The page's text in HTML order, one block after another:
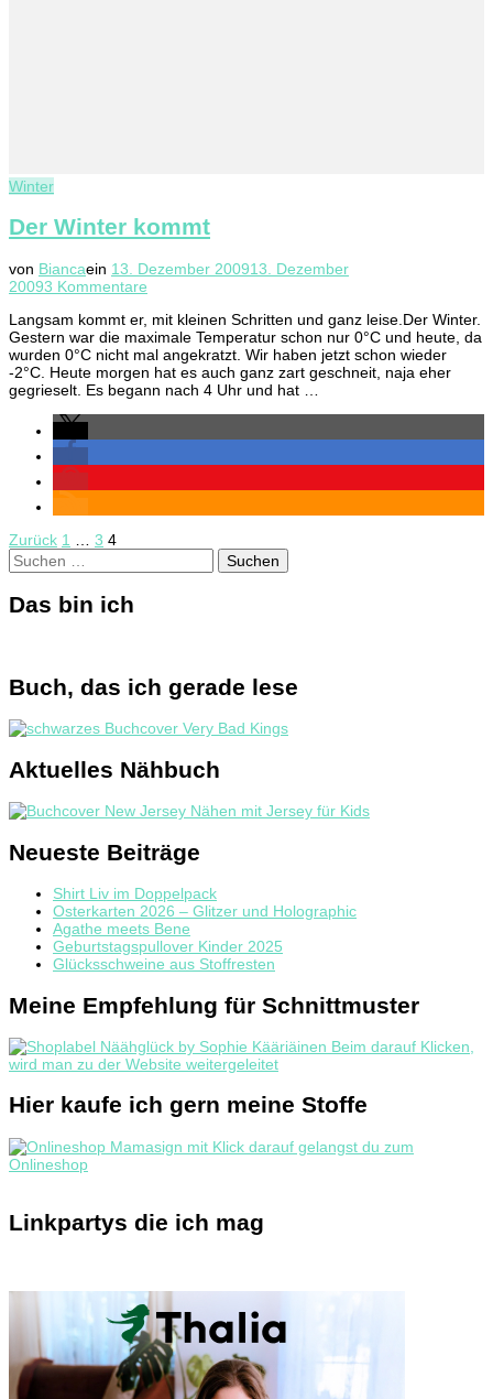
Winter
Der Winter kommt
von Biancaein 13. Dezember 200913. Dezember
20093 Kommentare
Winter
kommt
Langsam kommt er, mit kleinen Schritten und ganz leise.Der Winter.
Gestern war die maximale Temperatur schon nur 0°C und heute, da
wurden 0°C nicht mal angekratzt. Wir haben jetzt schon wieder
-2°C. Heute morgen hat es auch ganz zart geschneit, naja eher
gegrieselt. Es begann nach 4 Uhr und hat …
Seitennummerierung
der
Beiträge
Zurück Seite
1 Seite
3 Seite
4
Suchen
nach:
Das bin ich
Buch, das ich gerade lese
Aktuelles Nähbuch
Neueste Beiträge
Shirt Liv im Doppelpack
Osterkarten 2026 – Glitzer und Holographic
Agathe meets Bene
Geburtstagspullover Kinder 2025
Glücksschweine aus Stoffresten
Meine Empfehlung für Schnittmuster
Hier kaufe ich gern meine Stoffe
Linkpartys die ich mag